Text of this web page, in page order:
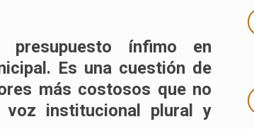
presupuesto ínfimo en
Es una cuestión de
más costosos que no
institucional plural y